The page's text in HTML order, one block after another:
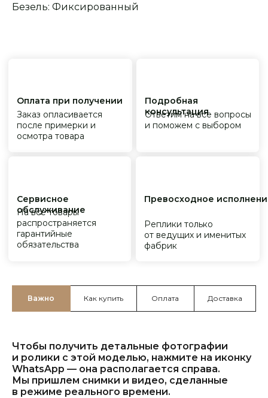
Безель: Фиксированный
Важно Как купить Оплата Доставка
Чтобы получить детальные фотографии
и ролики с этой моделью, нажмите на иконку
WhatsApp — она располагается справа.
Мы пришлем снимки и видео, сделанные
в режиме реального времени.